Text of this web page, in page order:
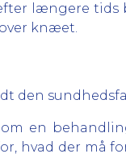
længere
knæet.
den
om en
hvad der må